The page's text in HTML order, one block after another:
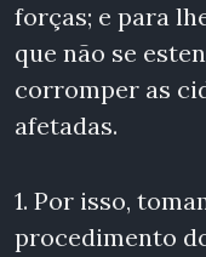
forças; e para
que não se
corromper as
afetadas.
1. Por isso,
procedimento